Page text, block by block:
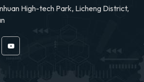
High-tech Park, Licheng District,